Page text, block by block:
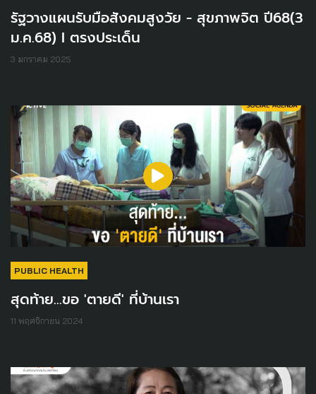
รัฐวางแผนรับมือสังคมสูงวัย - สุขภาพจิต ปี68(3
ม.ค.68) I ตรงประเด็น
3 มกราคม 2025
PUBLIC HEALTH
สุดท้าย...ขอ 'ตายดี' ที่บ้านเรา
11 พฤศจิกายน 2024